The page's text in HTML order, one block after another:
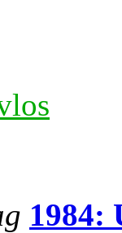
1984: